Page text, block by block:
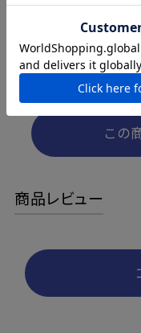
〇植物由来成分配合の
ますが、品質には問題あ
〇使用後はよく水気をき
〇本品は食べられません
この
商品レビュー